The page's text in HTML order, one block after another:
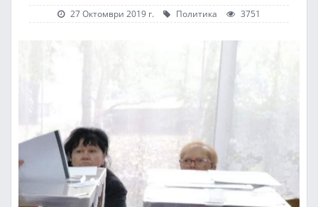
27 Октомври 2019 г. Политика 3751